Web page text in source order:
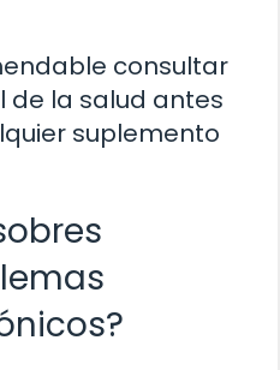
consultar
de la salud antes
suplemento